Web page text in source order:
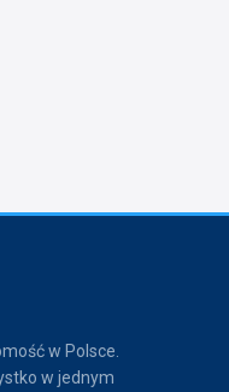
w Polsce.
w jednym